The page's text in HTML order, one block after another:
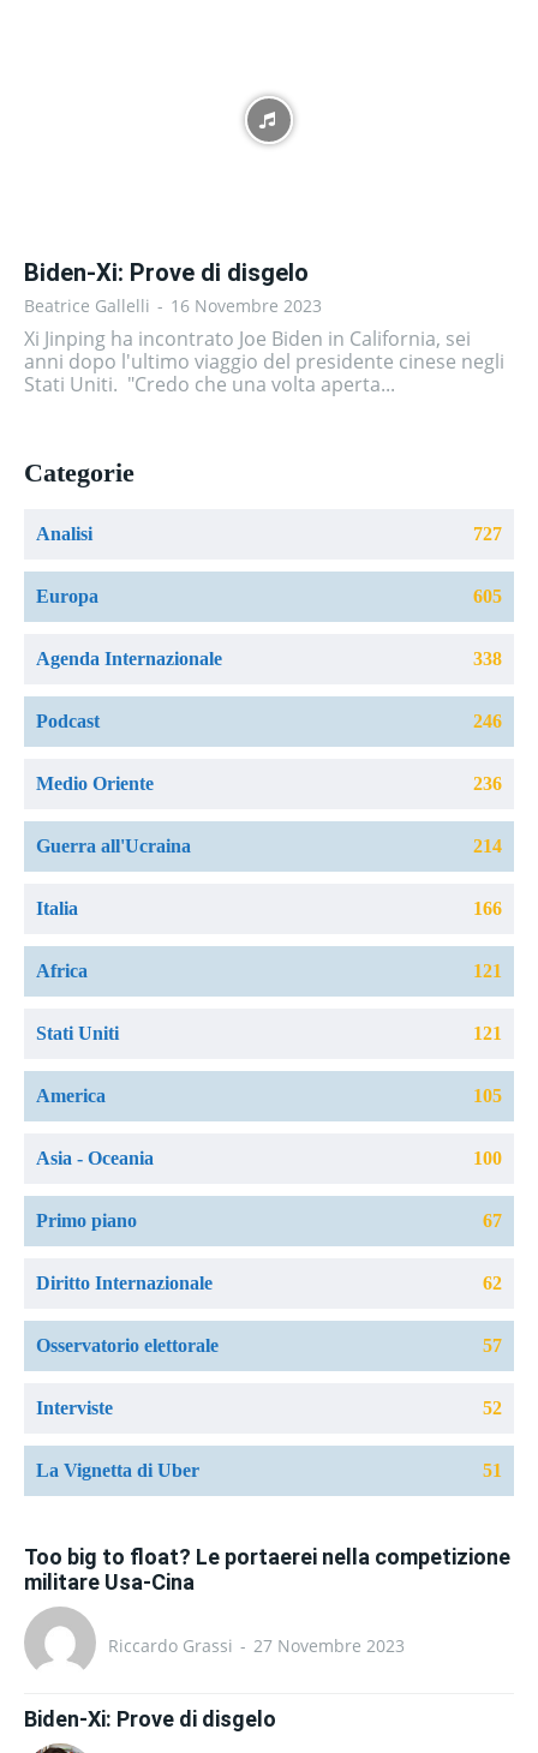
Biden-Xi: Prove di disgelo
Beatrice Gallelli - 16 Novembre 2023
Xi Jinping ha incontrato Joe Biden in California, sei
anni dopo l'ultimo viaggio del presidente cinese negli
Stati Uniti. "Credo che una volta aperta...
Categorie
Analisi 727
Europa 605
Agenda Internazionale 338
Podcast 246
Medio Oriente 236
Guerra all'Ucraina 214
Italia 166
Africa 121
Stati Uniti 121
America 105
Asia - Oceania 100
Primo piano 67
Diritto Internazionale 62
Osservatorio elettorale 57
Interviste 52
La Vignetta di Uber 51
Too big to float? Le portaerei nella competizione
militare Usa-Cina
Riccardo Grassi - 27 Novembre 2023
Biden-Xi: Prove di disgelo